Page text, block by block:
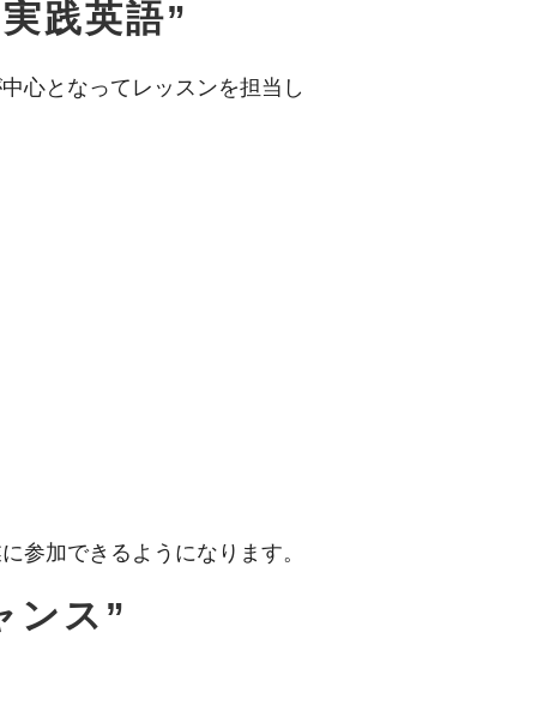
践英語”
心となってレッスンを担当し
参加できるようになります。
ンス”